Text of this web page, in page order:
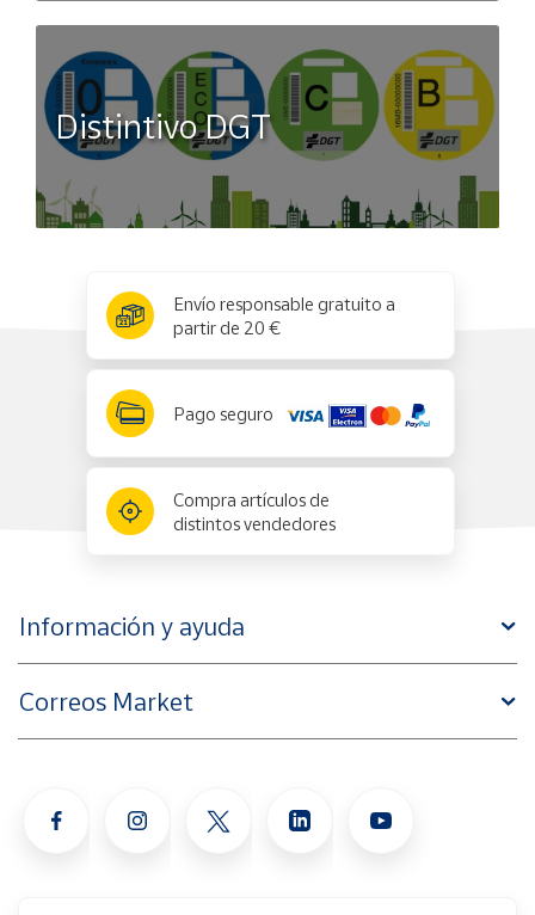
Distintivo DGT
Envío responsable gratuito a
partir de 20 €
Pago seguro
Compra artículos de
distintos vendedores
Información y ayuda
Correos Market